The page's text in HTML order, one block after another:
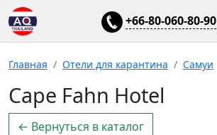
+66-80-060-80-90
Главная Отели для карантина Самуи
Cape Fahn Hotel
← Вернуться в каталог